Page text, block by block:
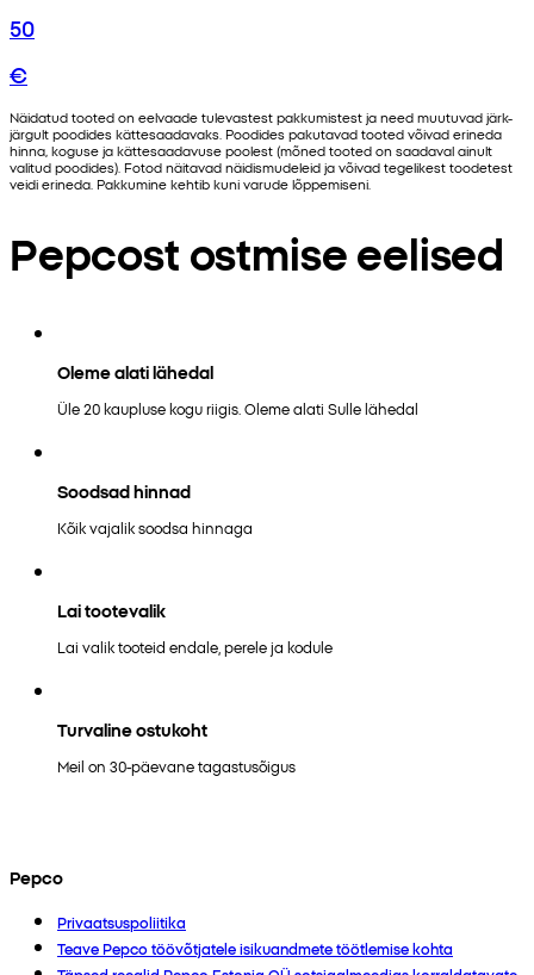
50
€
Näidatud tooted on eelvaade tulevastest pakkumistest ja need muutuvad järk-
järgult poodides kättesaadavaks. Poodides pakutavad tooted võivad erineda
hinna, koguse ja kättesaadavuse poolest (mõned tooted on saadaval ainult
valitud poodides). Fotod näitavad näidismudeleid ja võivad tegelikest toodetest
veidi erineda. Pakkumine kehtib kuni varude lõppemiseni.
Pepcost ostmise eelised
Oleme alati lähedal
Üle 20 kaupluse kogu riigis. Oleme alati Sulle lähedal
Soodsad hinnad
Kõik vajalik soodsa hinnaga
Lai tootevalik
Lai valik tooteid endale, perele ja kodule
Turvaline ostukoht
Meil on 30-päevane tagastusõigus
Pepco
Privaatsuspoliitika
Teave Pepco töövõtjatele isikuandmete töötlemise kohta